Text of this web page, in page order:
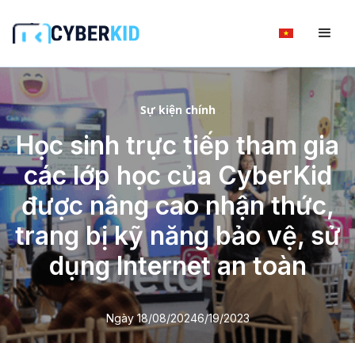
Sự kiện chính
Học sinh trực tiếp tham gia
các lớp học của CyberKid
được nâng cao nhận thức,
trang bị kỹ năng bảo vệ, sử
dụng Internet an toàn
Ngày 18/08/20246/19/2023